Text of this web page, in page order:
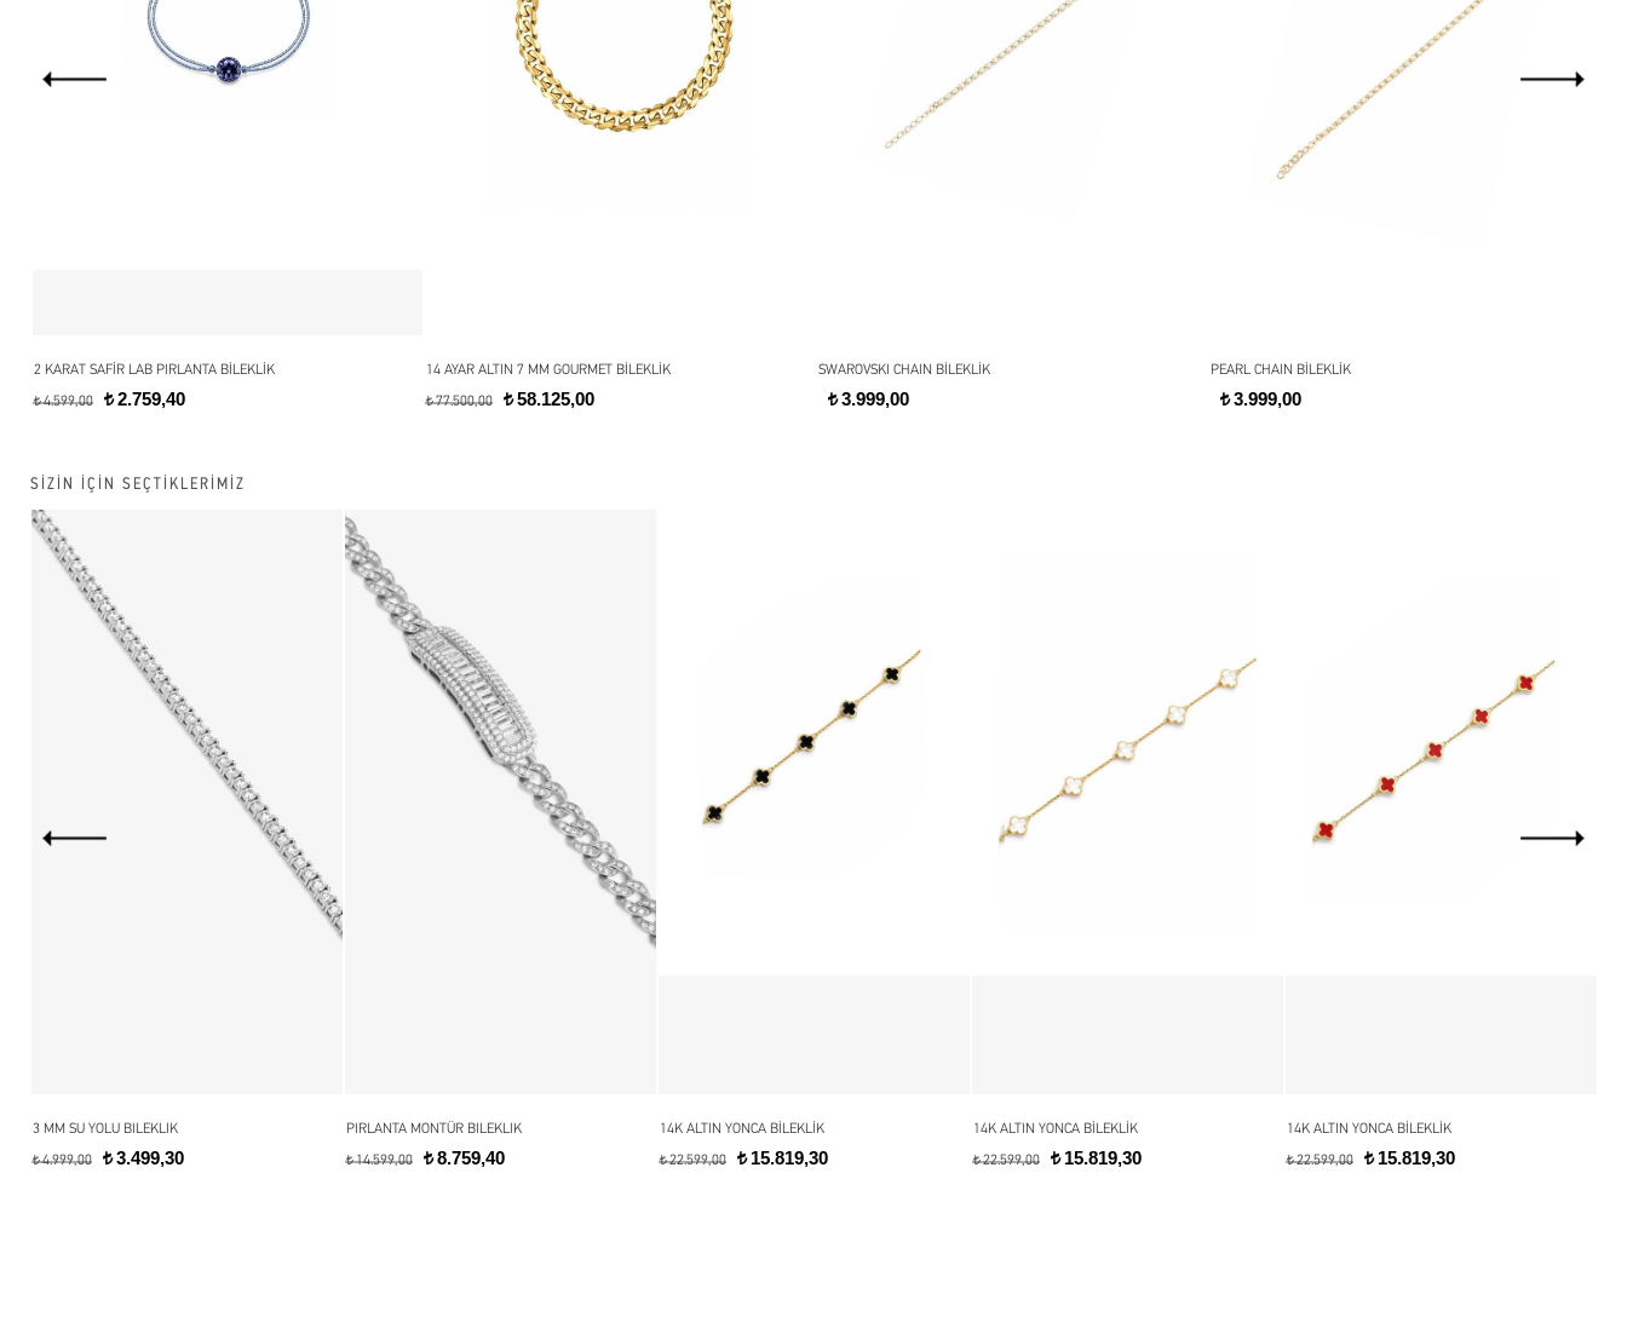
2 KARAT SAFİR LAB PIRLANTA BİLEKLİK
t4.599,00 t2.759,40
14 AYAR ALTIN 7 MM GOURMET BİLEKLİK
t77.500,00 t58.125,00
SWAROVSKI CHAIN BİLEKLİK
t3.999,00
PEARL CHAIN BİLEKLİK
t3.999,00
SİZİN İÇİN SEÇTİKLERİMİZ
3 MM SU YOLU BILEKLIK
t4.999,00 t3.499,30
PIRLANTA MONTÜR BILEKLIK
t14.599,00 t8.759,40
14K ALTIN YONCA BİLEKLİK
t22.599,00 t15.819,30
14K ALTIN YONCA BİLEKLİK
t22.599,00 t15.819,30
14K ALTIN YONCA BİLEKLİK
t22.599,00 t15.819,30